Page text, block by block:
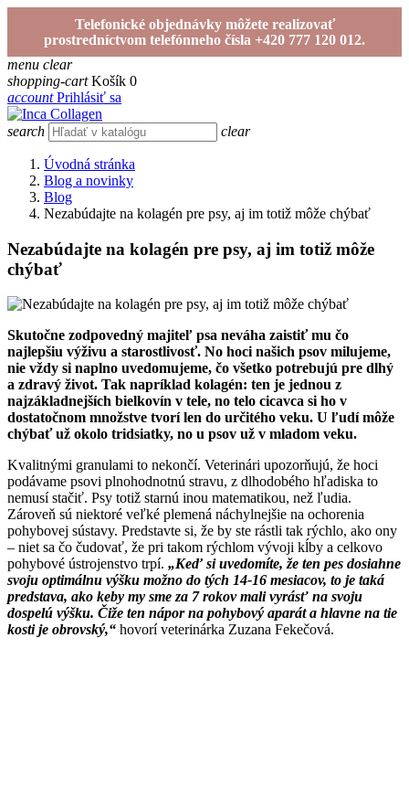
Telefonické objednávky môžete realizovať
prostredníctvom telefónneho čísla +420 777 120 012.
menu clear
shopping-cart Košík 0
account Prihlásiť sa
search clear
Úvodná stránka
Blog a novinky
Blog
Nezabúdajte na kolagén pre psy, aj im totiž môže chýbať
Nezabúdajte na kolagén pre psy, aj im totiž môže
chýbať
Skutočne zodpovedný majiteľ psa neváha zaistiť mu čo
najlepšiu výživu a starostlivosť. No hoci našich psov milujeme,
nie vždy si naplno uvedomujeme, čo všetko potrebujú pre dlhý
a zdravý život. Tak napríklad kolagén: ten je jednou z
najzákladnejších bielkovín v tele, no telo cicavca si ho v
dostatočnom množstve tvorí len do určitého veku. U ľudí môže
chýbať už okolo tridsiatky, no u psov už v mladom veku.
Kvalitnými granulami to nekončí. Veterinári upozorňujú, že hoci
podávame psovi plnohodnotnú stravu, z dlhodobého hľadiska to
nemusí stačiť. Psy totiž starnú inou matematikou, než ľudia.
Zároveň sú niektoré veľké plemená náchylnejšie na ochorenia
pohybovej sústavy. Predstavte si, že by ste rástli tak rýchlo, ako ony
– niet sa čo čudovať, že pri takom rýchlom vývoji kĺby a celkovo
pohybové ústrojenstvo trpí. „Keď si uvedomíte, že ten pes dosiahne
svoju optimálnu výšku možno do tých 14-16 mesiacov, to je taká
predstava, ako keby my sme za 7 rokov mali vyrásť na svoju
dospelú výšku. Čiže ten nápor na pohybový aparát a hlavne na tie
kosti je obrovský,“ hovorí veterinárka Zuzana Fekečová.